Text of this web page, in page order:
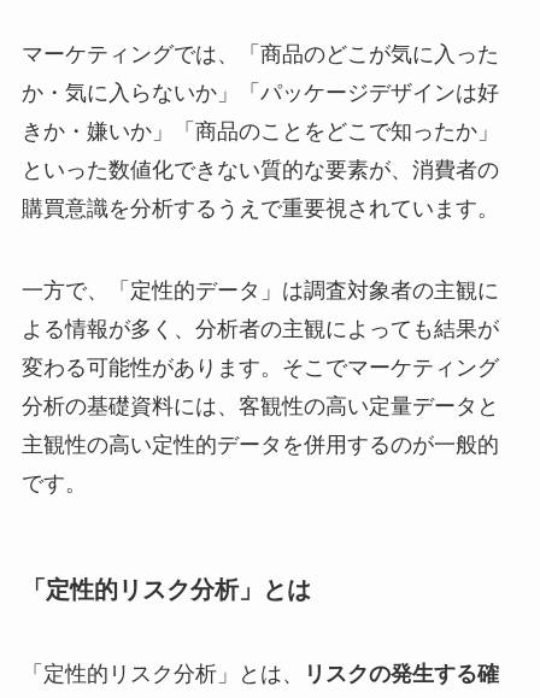
マーケティングでは、「商品のどこが気に入った
か・気に入らないか」「パッケージデザインは好
きか・嫌いか」「商品のことをどこで知ったか」
といった数値化できない質的な要素が、消費者の
購買意識を分析するうえで重要視されています。
一方で、「定性的データ」は調査対象者の主観に
よる情報が多く、分析者の主観によっても結果が
変わる可能性があります。そこでマーケティング
分析の基礎資料には、客観性の高い定量データと
主観性の高い定性的データを併用するのが一般的
です。
「定性的リスク分析」とは
「定性的リスク分析」とは、
リスクの発生する確